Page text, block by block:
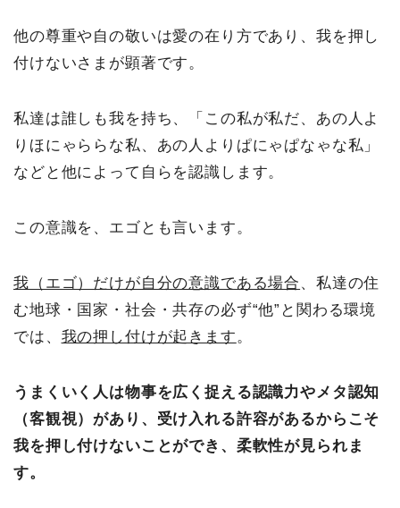
他の尊重や自の敬いは愛の在り方であり、我を押し
付けないさまが顕著です。
私達は誰しも我を持ち、「この私が私だ、あの人よ
りほにゃららな私、あの人よりぱにゃぱなゃな私」
などと他によって自らを認識します。
この意識を、エゴとも言います。
我（エゴ）だけが自分の意識である場合 、私達の住
む地球・国家・社会・共存の必ず“他”と関わる環境
では、 我の押し付けが起きます 。
うまくいく人は物事を広く捉える認識力やメタ認知
（客観視）があり、受け入れる許容があるからこそ
我を押し付けないことができ、柔軟性が見られま
す。